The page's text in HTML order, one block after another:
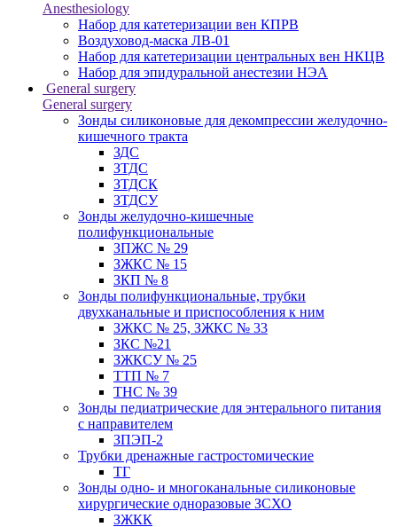
Anesthesiology
Набор для катетеризации вен КПРВ
Воздуховод-маска ЛВ-01
Набор для катетеризации центральных вен НКЦВ
Набор для эпидуральной анестезии НЭА
General surgery
General surgery
Зонды силиконовые для декомпрессии желудочно-
кишечного тракта
ЗДС
ЗТДС
ЗТДСК
ЗТДСУ
Зонды желудочно-кишечные
полифункциональные
ЗПЖС № 29
ЗЖКС № 15
ЗКП № 8
Зонды полифункциональные, трубки
двухканальные и приспособления к ним
ЗЖКС № 25, ЗЖКС № 33
ЗКС №21
ЗЖКСУ № 25
ТТП № 7
ТНС № 39
Зонды педиатрические для энтерального питания
с направителем
ЗПЭП-2
Трубки дренажные гастростомические
ТГ
Зонды одно- и многоканальные силиконовые
хирургические одноразовые ЗСХО
ЗЖКК